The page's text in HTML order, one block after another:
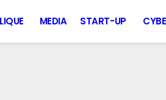
MEDIA START-UP